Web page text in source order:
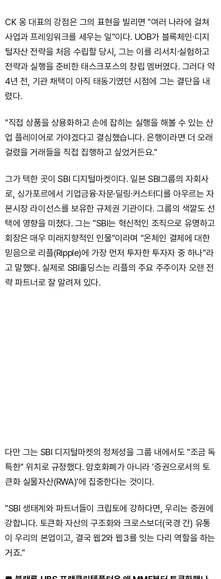
CK 옹 대표의 강점은 그의 표현을 빌리면 "여러 나라에 걸쳐
사업과 프레임워크를 세우는 일"이다. UOB가 블록체인·디지
털자산 전략을 처음 수립할 당시, 그는 이를 리서치·실험하고
전략과 실행을 준비한 태스크포스의 창립 멤버였다. 그러다 약
4년 전, 기관 채택이 아직 태동기였던 시점에 그는 결단을 내
렸다.
"직접 상품을 상용화하고 손에 잡히는 실행을 해볼 수 있는 산
업 플레이어로 가야겠다고 결심했습니다. 은행이라면 더 오래
걸렸을 거래들을 직접 집행하고 싶었거든요."
그가 택한 곳이 SBI 디지털마켓이다. 일본 SBI그룹의 자회사
로, 싱가포르에서 기업금융·자문·딜링·커스터디를 아우르는 자
본시장 라이선스를 보유한 규제권 기관이다. 그룹의 색깔도 선
택에 영향을 미쳤다. 그는 "SBI는 혁신적인 조직으로 유명하고
회장은 매우 미래지향적인 인물"이라며 "온체인 결제에 대한
믿음으로 리플(Ripple)에 가장 먼저 투자한 투자자 중 하나"라
고 말했다. 실제로 SBI홀딩스는 리플의 주요 주주이자 오랜 전
략 파트너로 잘 알려져 있다.
다만 그는 SBI 디지털마켓의 정체성을 그룹 내에서도 "조금 독
특한" 위치로 규정했다. 암호화폐가 아니라 '증권으로서의 토
큰화 실물자산(RWA)'에 집중한다는 것이다.
"SBI 생태계와 파트너들이 크립토에 강하다면, 우리는 증권에
강합니다. 토큰화 자산의 구조화와 크로스보더(국경 간) 유통
이 우리의 본업이고, 결국 웹2와 웹3를 잇는 다리 역할을 하는
거죠."